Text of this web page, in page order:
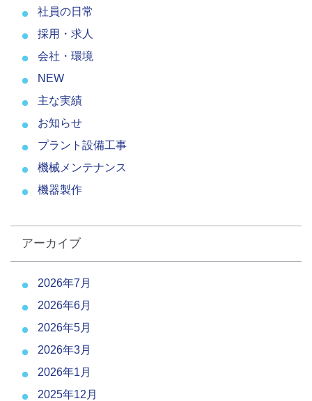
社員の日常
採用・求人
会社・環境
NEW
主な実績
お知らせ
プラント設備工事
機械メンテナンス
機器製作
アーカイブ
2026年7月
2026年6月
2026年5月
2026年3月
2026年1月
2025年12月